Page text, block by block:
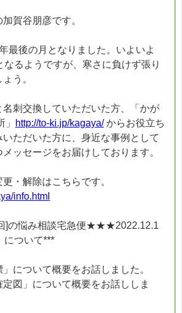
賀谷朋彦です。
最後の月となりました。いよいよ
なるようですが、寒さに負けず張り
う。
名刺交換していただいた方、「かが
http://to-ki.jp/kagaya/からお役立ち
ただいた方に、身近な事例として
ッセージをお届けしております。
・解除はこちらです。
info.html
の悩み相談宅急便★★★2022.12.1
について***
について概要をお話しました。
図」について概要をお話ししま